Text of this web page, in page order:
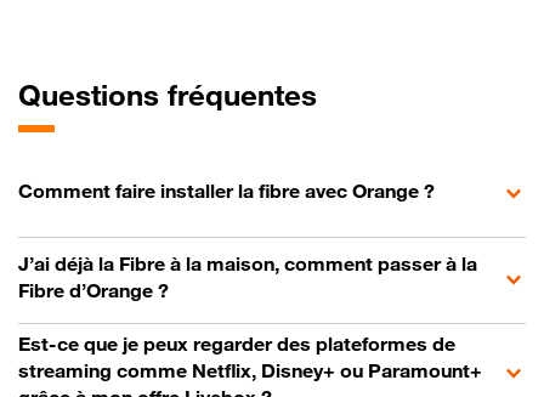
Questions fréquentes
Comment faire installer la fibre avec Orange ?
J’ai déjà la Fibre à la maison, comment passer à la
Fibre d’Orange ?
Est-ce que je peux regarder des plateformes de
streaming comme Netflix, Disney+ ou Paramount+